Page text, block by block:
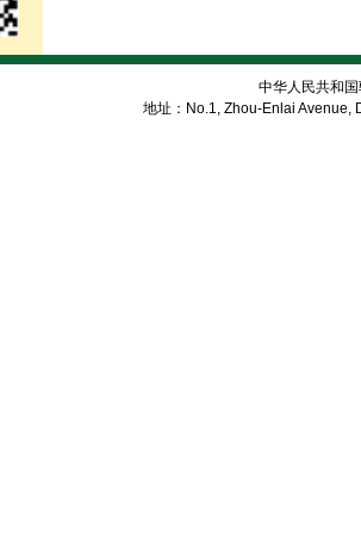
中华人民共和
地址：No.1, Zhou-Enlai Avenue,